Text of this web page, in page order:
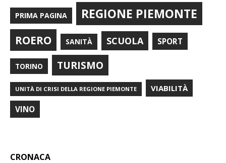
PRIMA PAGINA REGIONE PIEMONTE
ROERO SANITÀ SCUOLA SPORT
TORINO TURISMO
UNITÀ DI CRISI DELLA REGIONE PIEMONTE VIABILITÀ
VINO
CRONACA